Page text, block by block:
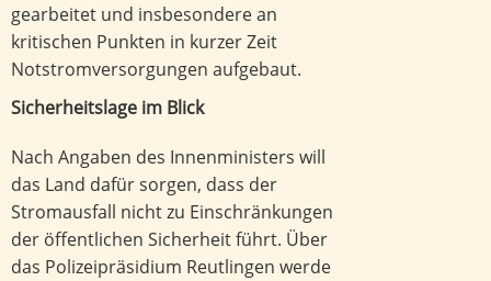
gearbeitet und insbesondere an
kritischen Punkten in kurzer Zeit
Notstromversorgungen aufgebaut.
Sicherheitslage im Blick
Nach Angaben des Innenministers will
das Land dafür sorgen, dass der
Stromausfall nicht zu Einschränkungen
der öffentlichen Sicherheit führt. Über
das Polizeipräsidium Reutlingen werde